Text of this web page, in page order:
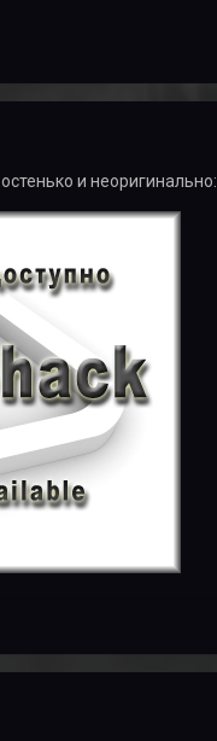
и неоригинально: